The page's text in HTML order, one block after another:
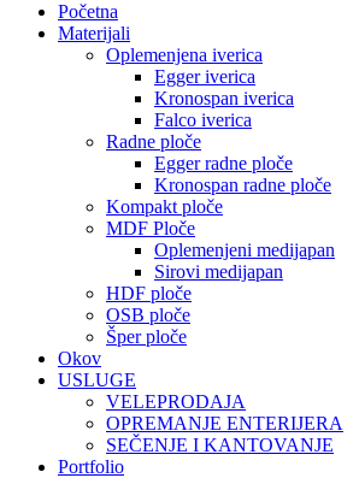
Početna
Materijali
Oplemenjena iverica
Egger iverica
Kronospan iverica
Falco iverica
Radne ploče
Egger radne ploče
Kronospan radne ploče
Kompakt ploče
MDF Ploče
Oplemenjeni medijapan
Sirovi medijapan
HDF ploče
OSB ploče
Šper ploče
Okov
USLUGE
VELEPRODAJA
OPREMANJE ENTERIJERA
SEČENJE I KANTOVANJE
Portfolio